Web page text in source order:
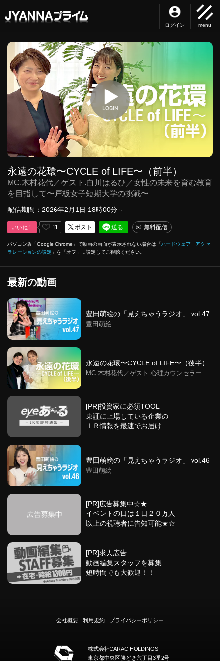
ログイン
永遠の花環〜CYCLE of LIFE〜（前半）
MC.木村花代／ゲスト.白川はるひ／女性の未来を育む教育
を目指して〜戸板女子短期大学の挑戦〜
配信期間：2026年2月1日 18時00分～
いいね！ 11 ポスト 送る 無料配信
パソコン版「Google Chrome」で動画の画面が表示されない場合は「ハードウェア・アクセ
ラレーションの設定 」を「オフ」に設定してご視聴ください。
最新の動画
豊田萌絵の「見えちゃうラジオ」 vol.47
豊田萌絵
永遠の花環〜CYCLE of LIFE〜（後半）
MC.木村花代／ゲスト.心理カウンセラー 西
[PR]投資家に必須TOOL
東証に上場している企業の
ＩＲ情報を最速でお届け！
豊田萌絵の「見えちゃうラジオ」 vol.46
豊田萌絵
[PR]広告募集中☆★
イベントの日は１日２０万人
以上の視聴者に告知可能★☆
[PR]求人広告
動画編集スタッフを募集
短時間でも大歓迎！！
会社概要 利用規約 プライバシーポリシー
株式会社CARAC HOLDINGS
東京都中央区勝どき六丁目3番2号
menu